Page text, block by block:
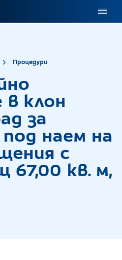
Процедури
в клон
за
наем на
с
67,00 кв. м,